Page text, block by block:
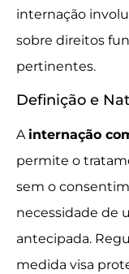
internação
sobre direitos
pertinentes.
Definição e
A internação
permite o
sem o
necessidade de
antecipada.
medida visa